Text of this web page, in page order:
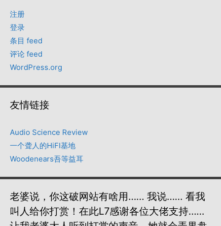
注册
登录
条目 feed
评论 feed
WordPress.org
友情链接
Audio Science Review
一个聋人的HiFI基地
Woodenears吾等益耳
老婆说，你这破网站有啥用…… 我说…… 看我
叫人给你打赏！在此L7感谢各位大佬支持……